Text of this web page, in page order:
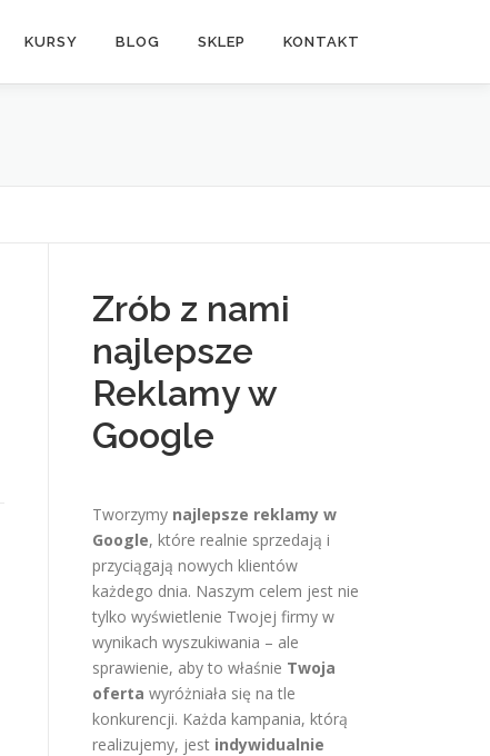
KURSY BLOG SKLEP KONTAKT
Zrób z nami
najlepsze
Reklamy w
Google
Tworzymy najlepsze reklamy w
Google, które realnie sprzedają i
przyciągają nowych klientów
każdego dnia. Naszym celem jest nie
tylko wyświetlenie Twojej firmy w
wynikach wyszukiwania – ale
sprawienie, aby to właśnie Twoja
oferta wyróżniała się na tle
konkurencji. Każda kampania, którą
realizujemy, jest indywidualnie